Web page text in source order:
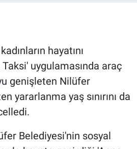
hayatını
uygulamasında araç
genişleten Nilüfer
yararlanma yaş sınırını da
Belediyesi'nin sosyal